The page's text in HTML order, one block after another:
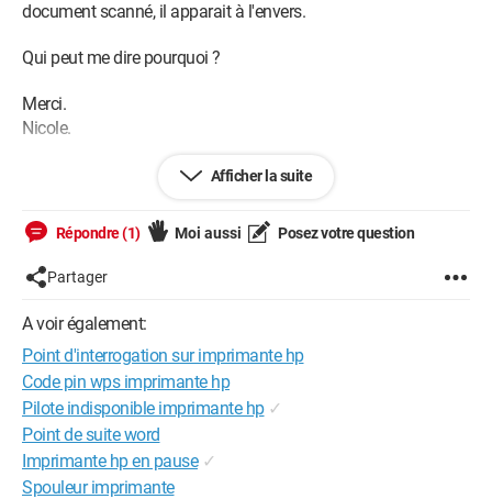
document scanné, il apparait à l'envers.
Qui peut me dire pourquoi ?
Merci.
Nicole.
Afficher la suite
Répondre (1) Moi aussi Posez votre question
Partager
A voir également:
Point d'interrogation sur imprimante hp
Code pin wps imprimante hp
Pilote indisponible imprimante hp ✓
Point de suite word
Imprimante hp en pause ✓
Spouleur imprimante